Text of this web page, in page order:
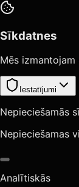
Sīkdatnes
Mēs
Iestatījumi
Nepieciešamās
Nepieciešamas
Analītiskās